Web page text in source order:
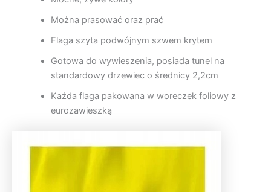
Można prasować oraz prać
Flaga szyta podwójnym szwem krytem
Gotowa do wywieszenia, posiada tunel na
standardowy drzewiec o średnicy 2,2cm
Każda flaga pakowana w woreczek foliowy z
eurozawieszką